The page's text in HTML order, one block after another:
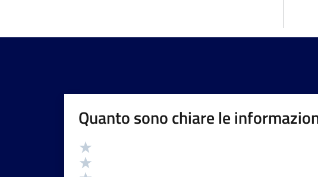
Quanto sono chiare le
Valutazione